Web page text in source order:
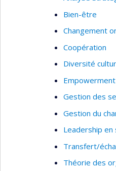
Bien-être
Changement
Coopération
Diversité
Empowerment
Gestion des
Gestion du
Leadership en
Transfert/
Théorie des